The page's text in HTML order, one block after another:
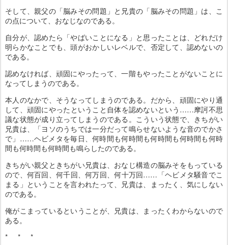
そして、親父の「脳みその問題」と兄貴の「脳みその問題」は、こ
の点について、おなじなのである。
自分が、認めたら「やばいことになる」と思ったことは、どれだけ
明らかなことでも、頭がおかしいレベルで、否定して、認めないの
である。
認めなければ、頑固にやったって、一階もやったことがないことに
なってしまうのである。
本人のなかで、そうなってしまうのである。だから、頑固にやり通
して、頑固にやったということ自体を認めないという……摩訶不思
議な状態が成り立ってしまうのである。こういう状態で、きちがい
兄貴は、「ヨソのうちでは一分だって鳴らせないような音のでかさ
で」……ヘビメタを毎日、何時間も何時間も何時間も何時間も何時
間も何時間も何時間も鳴らしたのである。
きちがい親父ときちがい兄貴は、おなじ構造の脳みそをもっている
ので、何百回、何千回、何万回、何十万回……「ヘビメタ騒音でこ
まる」ということを言われたって、兄貴は、まったく、気にしない
のである。
俺がこまっているということが、兄貴は、まったくわからないので
ある。
* * *